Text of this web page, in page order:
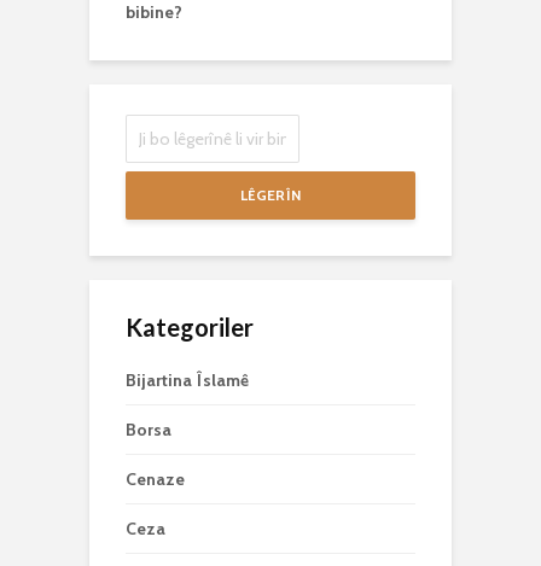
bibine?
LÊGERÎN
Kategoriler
Bijartina Îslamê
Borsa
Cenaze
Ceza